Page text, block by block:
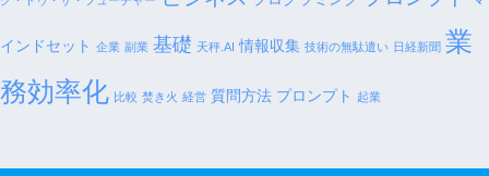
インドセット 企業 副業 基礎 天秤.AI 情報収集 技術の無駄遣い 日経新聞 業
務効率化 比較 焚き火 経営 質問方法 プロンプト 起業